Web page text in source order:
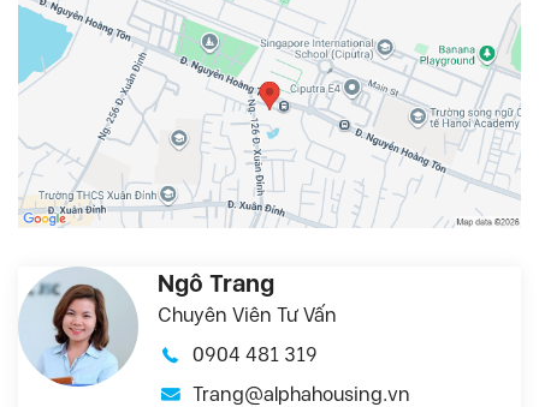
Ngô Trang
Chuyên Viên Tư Vấn
0904 481 319
Trang@alphahousing.vn